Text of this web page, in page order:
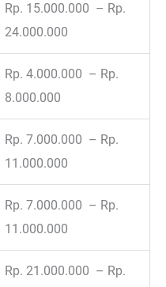
Rp. 15.000.000 – Rp.
24.000.000
Rp. 4.000.000 – Rp.
8.000.000
Rp. 7.000.000 – Rp.
11.000.000
Rp. 7.000.000 – Rp.
11.000.000
Rp. 21.000.000 – Rp.